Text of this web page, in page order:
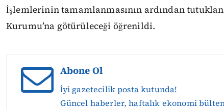
İşlemlerinin tamamlanmasının ardından
Kurumu’na götürüleceği öğrenildi.
Abone Ol
İyi gazetecilik posta kutunda!
Güncel haberler, haftalık ekonomi